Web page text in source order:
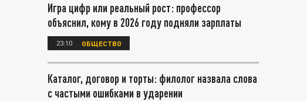
Игра цифр или реальный рост: профессор
объяснил, кому в 2026 году подняли зарплаты
23:10 ОБЩЕСТВО
Каталог, договор и торты: филолог назвала слова
с частыми ошибками в ударении